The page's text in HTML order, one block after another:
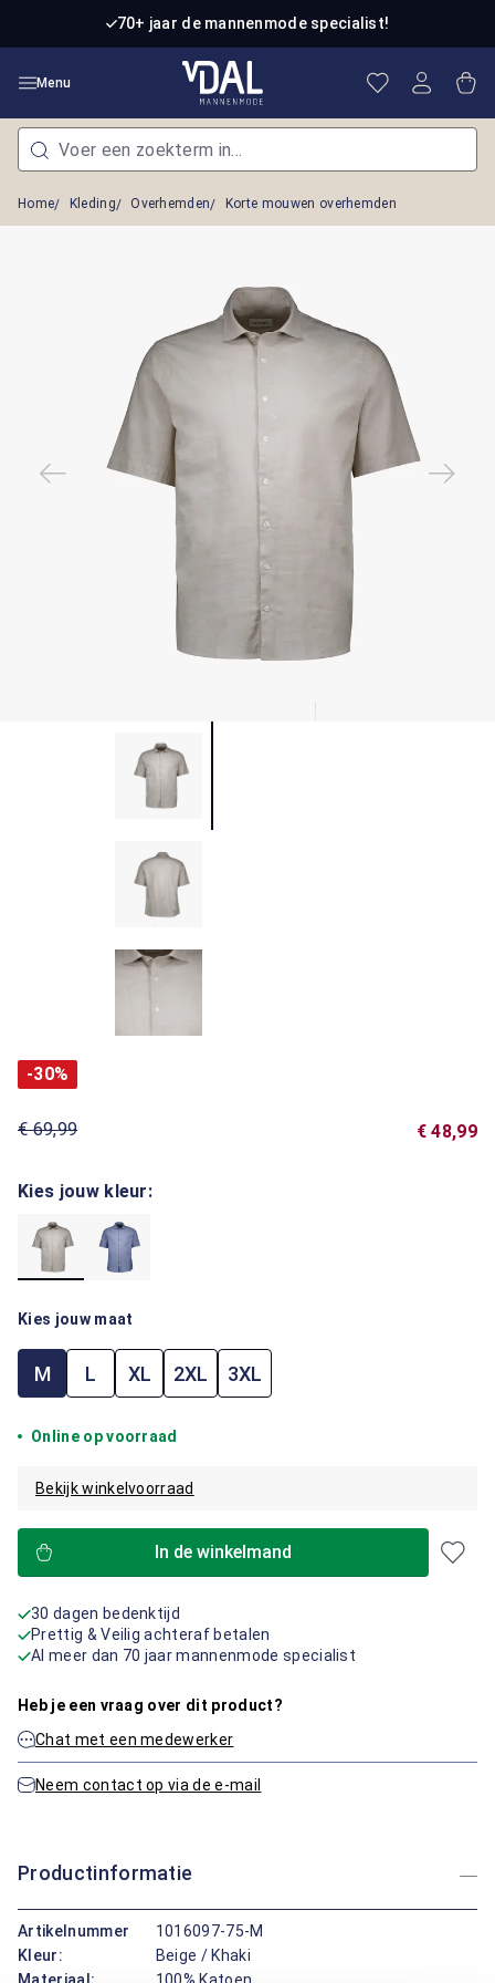
Ga naar de hoofdinhoud70+ jaar de mannenmode specialist!
Menu Je hebt 0
Home Kleding Overhemden Korte mouwen overhemden
-30%
€ 69,99 € 48,99
Kies jouw kleur:
Kies jouw maat
M L XL 2XL 3XL
Online op voorraad
Bekijk winkelvoorraad
In de winkelmand
30 dagen bedenktijd
Prettig & Veilig achteraf betalen
Al meer dan 70 jaar mannenmode specialist
Heb je een vraag over dit product?
Chat met een medewerker
Neem contact op via de e-mail
Productinformatie
Artikelnummer
1016097-75-M
Kleur:
Beige / Khaki